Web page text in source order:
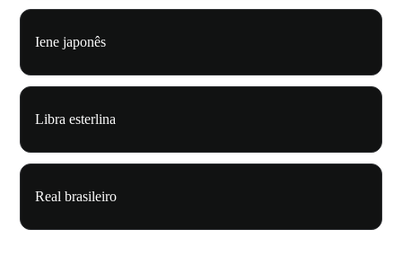
Iene japonês
Libra esterlina
Real brasileiro